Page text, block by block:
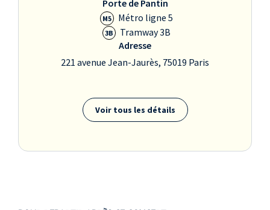
Porte de Pantin
M5 Métro ligne 5
3B
Tramway 3B
Adresse
221 avenue Jean-Jaurès, 75019 Paris
Voir tous les détails